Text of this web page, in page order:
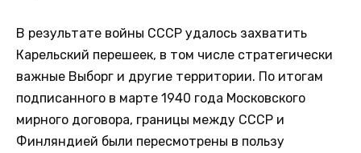
В результате войны СССР удалось захватить
Карельский перешеек, в том числе стратегически
важные Выборг и другие территории. По итогам
подписанного в марте 1940 года Московского
мирного договора, границы между СССР и
Финляндией были пересмотрены в пользу